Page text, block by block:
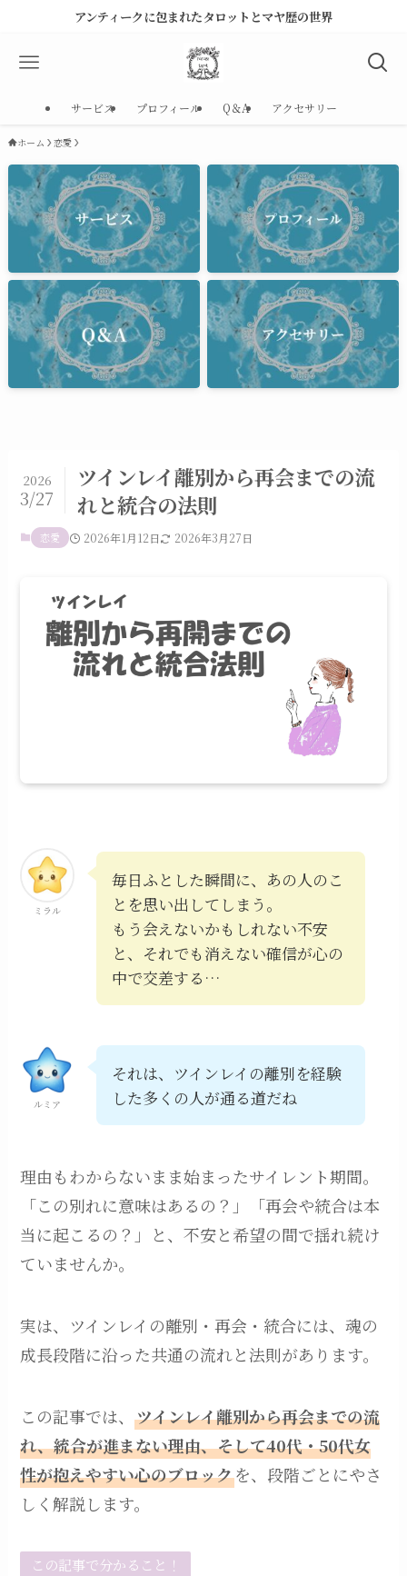
アンティークに包まれたタロットとマヤ歴の世界
サービス プロフィール Q＆A アクセサリー
ホーム 恋愛
ツインレイ離別から再会までの流
れと統合の法則
2026
3/27
恋愛 2026年1月12日 2026年3月27日
ミラル
毎日ふとした瞬間に、あの人のこ
とを思い出してしまう。
もう会えないかもしれない不安
と、それでも消えない確信が心の
中で交差する…
ルミア
それは、ツインレイの離別を経験
した多くの人が通る道だね
理由もわからないまま始まったサイレント期間。
「この別れに意味はあるの？」「再会や統合は本
当に起こるの？」と、不安と希望の間で揺れ続け
ていませんか。
実は、ツインレイの離別・再会・統合には、魂の
成長段階に沿った共通の流れと法則があります。
この記事では、ツインレイ離別から再会までの流
れ、統合が進まない理由、そして40代・50代女
性が抱えやすい心のブロックを、段階ごとにやさ
しく解説します。
この記事で分かること！